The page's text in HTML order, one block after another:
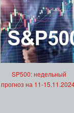
SP500: недельный
прогноз на 11-